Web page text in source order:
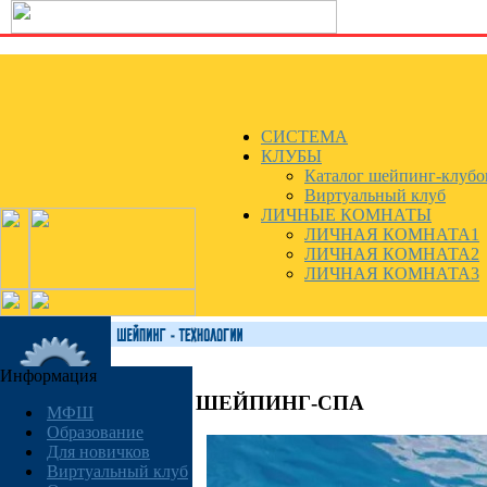
СИСТЕМА
КЛУБЫ
Каталог шейпинг-
Виртуальный клуб
ЛИЧНЫЕ КОМНАТЫ
ЛИЧНАЯ КОМНАТА1
ЛИЧНАЯ КОМНАТА2
ЛИЧНАЯ КОМНАТА3
Информация
МФШ
Образование
Для новичков
Виртуальный клуб
ШЕЙПИНГ-СПА